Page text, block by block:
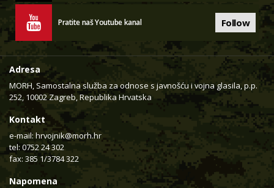
Pratite naš Youtube kanal Follow
Adresa
MORH, Samostalna služba za odnose s javnošću i vojna glasila, p.p.
252, 10002 Zagreb, Republika Hrvatska
Kontakt
e-mail: hrvojnik@morh.hr
tel: 0752 24 302
fax: 385 1/3784 322
Napomena